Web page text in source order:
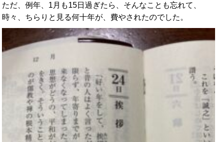
ただ、例年、1月も15日過ぎたら、そんなことも忘れて、
時々、ちらりと見る何十年が、費やされたのでした。